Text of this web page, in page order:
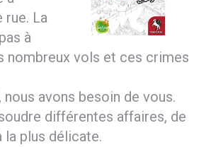
rue. La
à
nombreux vols et ces crimes
avons besoin de vous.
différentes affaires, de
la plus délicate.